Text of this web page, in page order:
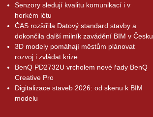
Senzory sledují kvalitu komunikací i v
horkém létu
ČAS rozšířila Datový standard stavby a
dokončila další milník zavádění BIM v Česku
3D modely pomáhají městům plánovat
rozvoj i zvládat krize
BenQ PD2732U vrcholem nové řady BenQ
Creative Pro
Digitalizace staveb 2026: od skenu k BIM
modelu